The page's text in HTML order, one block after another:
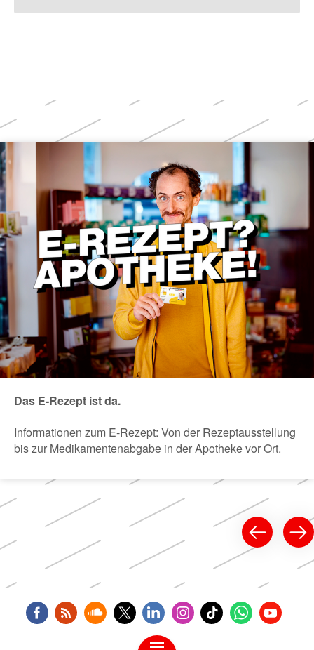
Weitere
Themen
Das E-Rezept ist da.
Informationen zum E-Rezept: Von der Rezeptausstellung
bis zur Medikamentenabgabe in der Apotheke vor Ort.